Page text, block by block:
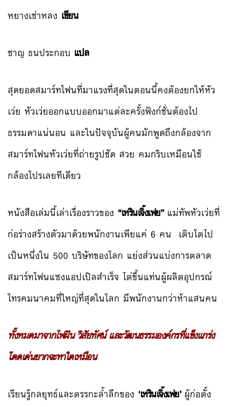
หยางเช่าหลง เขียน
ชาญ ธนประกอบ แปล
สุดยอดสมาร์ทโฟนที่มาแรงที่สุดในตอนนี้คงต้องยกให้หัว
เว่ย หัวเว่ยออกแบบออกมาแต่ละครั้งฟังก์ชั่นต้องไป
ธรรมดาแน่นอน และในปัจจุบันผู้คนมักพูดถึงกล้องจาก
สมาร์ทโฟนหัวเว่ยที่ถ่ายรูปชัด สวย คมกริบเหมือนใช้
กล้องโปรเลยทีเดียว
หนังสือเล่มนี้เล่าเรื่องราวของ “เหรินเจิ้งเฟย”แม่ทัพหัวเว่ยที่
ก่อร่างสร้างตัวมาด้วยพนักงานเพียแค่ 6 คน เติบโตไป
เป็นหนึ่งใน 500 บริษัทของโลก แย่งส่วนแบ่งการตลาด
สมาร์ทโฟนแซงแอปเปิลสำเร็จ ไต่ขึ้นแท่นผู้ผลิตอุปกรณ์
โทรคมนาคมที่ใหญ่ที่สุดในโลก มีพนักงานกว่าห้าแสนคน
ทั้งหมดมาจากไฟฝัน วิสัยทัศน์ และวัฒนธรรมองค์กรที่แข็งแกร่ง
โดดเด่นยากจะหาใดเหมือน
เรียนรู้กลยุทธ์และตรรกะล้ำลึกของ ‘เหรินเจิ้งเฟย’ผู้ก่อตั้ง